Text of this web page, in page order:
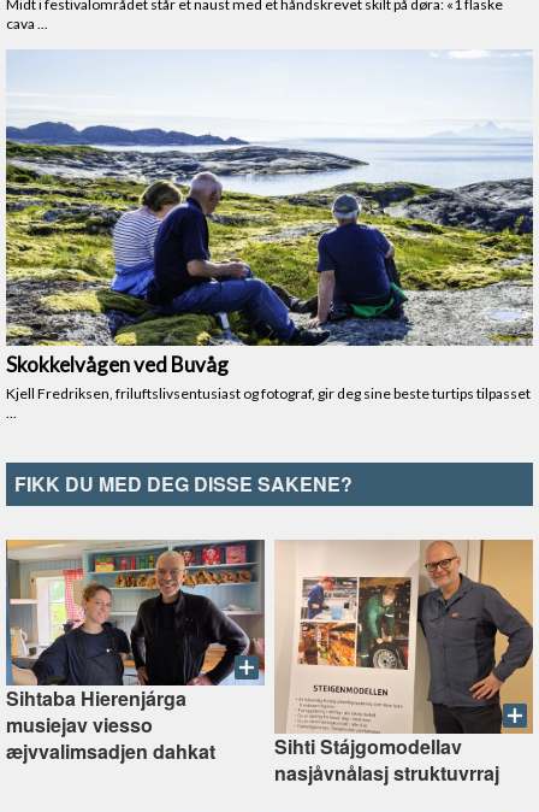
FIKK DU MED DEG DISSE SAKENE?
Sihtaba Hierenjárga
musiejav viesso
æjvvalimsadjen dahkat
Sihti Stájgomodellav
nasjåvnålasj struktuvrraj